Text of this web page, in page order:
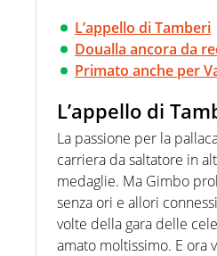
L’appello di Tamberi
Doualla ancora da
Primato anche per
L’appello di
La passione per la
carriera da saltatore in
medaglie. Ma Gimbo
senza ori e allori
volte della gara delle
amato moltissimo. E ora